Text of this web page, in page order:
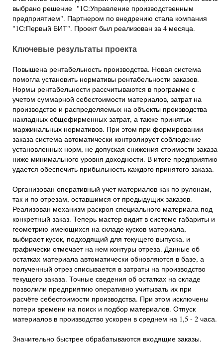
выбрано решение "1С:Управление производственным
предприятием". Партнером по внедрению стала компания
"1С:Первый БИТ". Проект был реализован за 4 месяца.
Ключевые результаты проекта
Повышена рентабельность производства. Новая система
помогла установить нормативы рентабельности заказов.
Нормы рентабельности рассчитываются в программе с
учетом суммарной себестоимости материалов, затрат на
производство и распределяемых на объекты производства
накладных общефирменных затрат, а также принятых
маржинальных нормативов. При этом при формировании
заказа система автоматически контролирует соблюдение
установленных норм, не допуская снижения стоимости заказа
ниже минимального уровня доходности. В итоге предприятию
удается обеспечить прибыльность каждого принятого заказа.
Организован оперативный учет материалов как по рулонам,
так и по отрезам, оставшимся от предыдущих заказов.
Реализован механизм раскроя специального материала под
конкретный заказ. Теперь мастер видит в системе габариты и
геометрию имеющихся на складе кусков материала,
выбирает кусок, подходящий для текущего выпуска, и
графически отмечает на нем контуры отреза. Данные об
остатках материала автоматически обновляются в базе, а
полученный отрез списывается в затраты на производство
текущего заказа. Точные сведения об остатках на складе
позволили предприятию оперативно учитывать их при
расчёте себестоимости производства. При этом исключены
потери времени на поиск и подбор материалов. Отпуск
материалов в производство ускорен в среднем на 1,5 - 2 часа.
Значительно быстрее обрабатываются входящие заказы.